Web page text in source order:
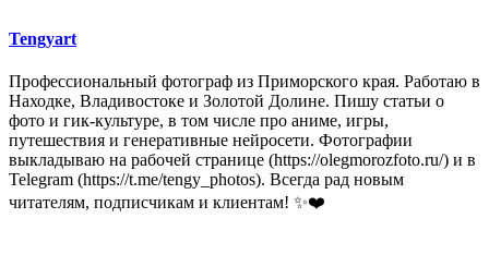
Tengyart
Профессиональный фотограф из Приморского края. Работаю в
Находке, Владивостоке и Золотой Долине. Пишу статьи о
фото и гик-культуре, в том числе про аниме, игры,
путешествия и генеративные нейросети. Фотографии
выкладываю на рабочей странице (https://olegmorozfoto.ru/) и в
Telegram (https://t.me/tengy_photos). Всегда рад новым
читателям, подписчикам и клиентам! ✨❤️